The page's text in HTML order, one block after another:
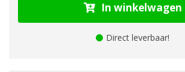
In winkelwagen
Direct leverbaar!